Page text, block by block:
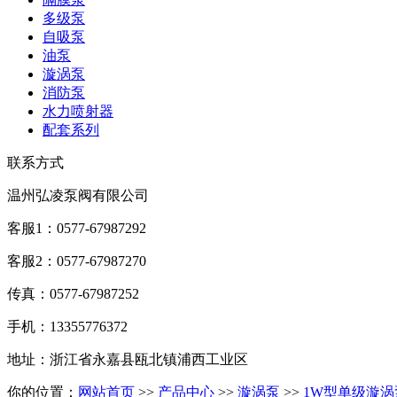
多级泵
自吸泵
油泵
漩涡泵
消防泵
水力喷射器
配套系列
联系方式
温州弘凌泵阀有限公司
客服1：0577-67987292
客服2：0577-67987270
传真：0577-67987252
手机：13355776372
地址：浙江省永嘉县瓯北镇浦西工业区
你的位置： 网站首页 >> 产品中心 >> 漩涡泵 >> 1W型单级漩